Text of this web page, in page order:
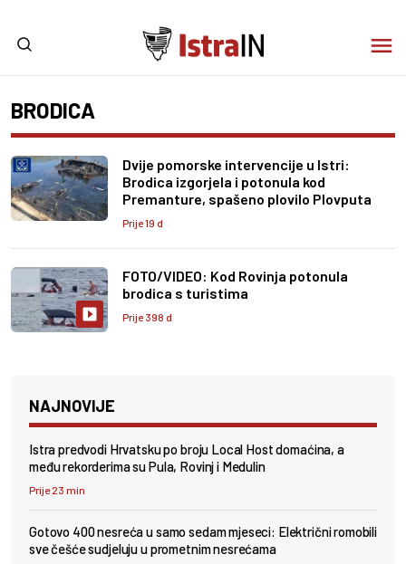
BRODICA
Dvije pomorske intervencije u Istri:
Brodica izgorjela i potonula kod
Premanture, spašeno plovilo Plovputa
Prije 19 d
FOTO/VIDEO: Kod Rovinja potonula
brodica s turistima
Prije 398 d
NAJNOVIJE
Istra predvodi Hrvatsku po broju Local Host domaćina, a
među rekorderima su Pula, Rovinj i Medulin
Prije 23 min
Gotovo 400 nesreća u samo sedam mjeseci: Električni romobili
sve češće sudjeluju u prometnim nesrećama